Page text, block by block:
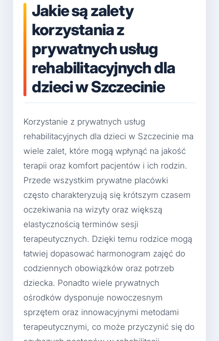
Jakie są zalety
korzystania z
prywatnych usług
rehabilitacyjnych dla
dzieci w Szczecinie
Korzystanie z prywatnych usług
rehabilitacyjnych dla dzieci w Szczecinie ma
wiele zalet, które mogą wpłynąć na jakość
terapii oraz komfort pacjentów i ich rodzin.
Przede wszystkim prywatne placówki
często charakteryzują się krótszym czasem
oczekiwania na wizyty oraz większą
elastycznością terminów sesji
terapeutycznych. Dzięki temu rodzice mogą
łatwiej dopasować harmonogram zajęć do
codziennych obowiązków oraz potrzeb
dziecka. Ponadto wiele prywatnych
ośrodków dysponuje nowoczesnym
sprzętem oraz innowacyjnymi metodami
terapeutycznymi, co może przyczynić się do